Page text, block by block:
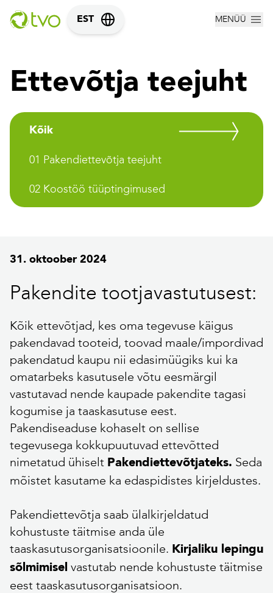
EST MENÜÜ
Ettevõtja teejuht
Kõik
01 Pakendiettevõtja teejuht
02 Koostöö tüüptingimused
31. oktoober 2024
Pakendite tootjavastutusest:
Kõik ettevõtjad, kes oma tegevuse käigus
pakendavad tooteid, toovad maale/impordivad
pakendatud kaupu nii edasimüügiks kui ka
omatarbeks kasutusele võtu eesmärgil
vastutavad nende kaupade pakendite tagasi
kogumise ja taaskasutuse eest.
Pakendiseaduse kohaselt on sellise
tegevusega kokkupuutuvad ettevõtted
nimetatud ühiselt Pakendiettevõtjateks. Seda
mõistet kasutame ka edaspidistes kirjeldustes.
Pakendiettevõtja saab ülalkirjeldatud
kohustuste täitmise anda üle
taaskasutusorganisatsioonile. Kirjaliku lepingu
sõlmimisel vastutab nende kohustuste täitmise
eest taaskasutusorganisatsioon.